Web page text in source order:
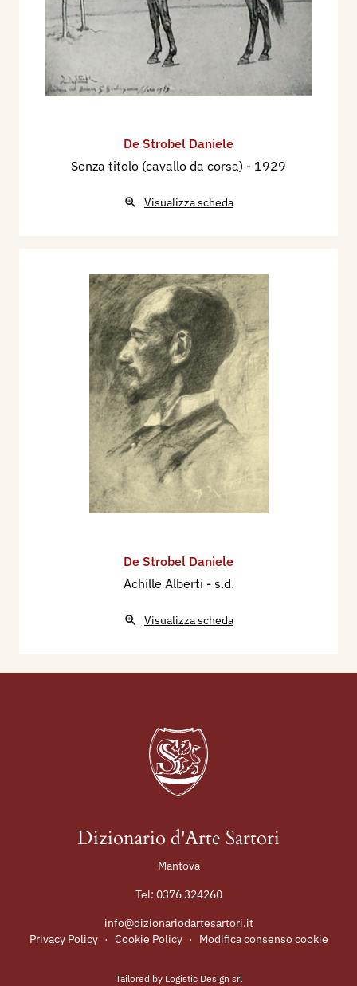
De Strobel Daniele
Senza titolo (cavallo da corsa) - 1929
Visualizza scheda
De Strobel Daniele
Achille Alberti - s.d.
Visualizza scheda
Dizionario d'Arte Sartori
Mantova
Tel: 0376 324260
info@dizionariodartesartori.it
Privacy Policy · Cookie Policy · Modifica consenso cookie
Tailored by Logistic Design srl